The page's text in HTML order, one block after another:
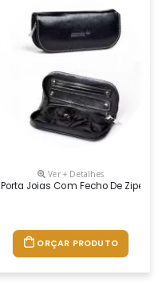
Ver + Detalhes
Porta Joias Com Fecho De Ziper.
ORÇAR PRODUTO